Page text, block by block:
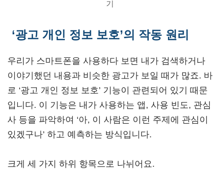
기
‘광고 개인 정보 보호’의 작동 원리
우리가 스마트폰을 사용하다 보면 내가 검색하거나
이야기했던 내용과 비슷한 광고가 보일 때가 많죠. 바
로 ‘광고 개인 정보 보호’ 기능이 관련되어 있기 때문
입니다. 이 기능은 내가 사용하는 앱, 사용 빈도, 관심
사 등을 파악하여 ‘아, 이 사람은 이런 주제에 관심이
있겠구나’ 하고 예측하는 방식입니다.
크게 세 가지 하위 항목으로 나뉘어요.